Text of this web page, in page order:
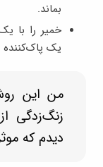
بماند.
خمیر را با
یک پاک‌کننده
من این
زنگ‌زدگی
دیدم که